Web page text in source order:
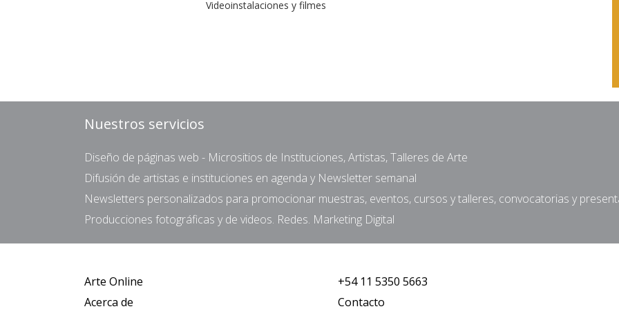
Videoinstalaciones y filmes
Nuestros servicios
Diseño de páginas web - Micrositios de Instituciones, Artistas, Talleres de Arte
Difusión de artistas e instituciones en agenda y Newsletter semanal
Newsletters personalizados para promocionar muestras, eventos, cursos y talleres, convocatorias y
Producciones fotográficas y de videos. Redes. Marketing Digital
Arte Online
Acerca de
+54 11 5350 5663
Contacto